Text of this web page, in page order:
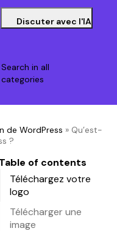
Discuter avec l'IA
Search in all
categories
de WordPress » Qu’est-
?
Table of contents
Téléchargez votre
logo
Télécharger une
image